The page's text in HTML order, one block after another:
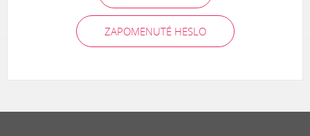
ZAPOMENUTÉ HESLO